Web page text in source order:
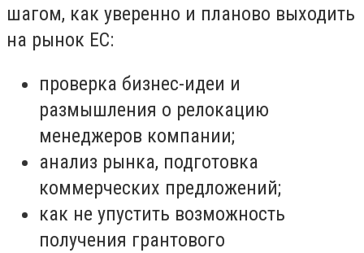
шагом, как уверенно и планово выходить
на рынок ЕС:
проверка бизнес-идеи и
размышления о релокацию
менеджеров компании;
анализ рынка, подготовка
коммерческих предложений;
как не упустить возможность
получения грантового